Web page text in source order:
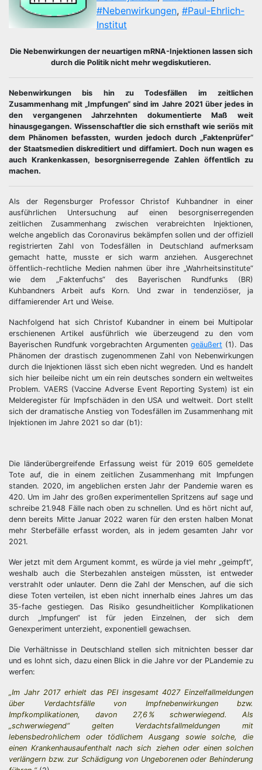
#Nebenwirkungen, #Paul-Ehrlich-
Institut
Die Nebenwirkungen der neuartigen mRNA-Injektionen lassen sich
durch die Politik nicht mehr wegdiskutieren.
Nebenwirkungen bis hin zu Todesfällen im zeitlichen
Zusammenhang mit „Impfungen“ sind im Jahre 2021 über jedes in
den vergangenen Jahrzehnten dokumentierte Maß weit
hinausgegangen. Wissenschaftler die sich ernsthaft wie seriös mit
dem Phänomen befassten, wurden jedoch durch „Faktenprüfer“
der Staatsmedien diskreditiert und diffamiert. Doch nun wagen es
auch Krankenkassen, besorgniserregende Zahlen öffentlich zu
machen.
Als der Regensburger Professor Christof Kuhbandner in einer
ausführlichen Untersuchung auf einen besorgniserregenden
zeitlichen Zusammenhang zwischen verabreichten Injektionen,
welche angeblich das Coronavirus bekämpfen sollen und der offiziell
registrierten Zahl von Todesfällen in Deutschland aufmerksam
gemacht hatte, musste er sich warm anziehen. Ausgerechnet
öffentlich-rechtliche Medien nahmen über ihre „Wahrheitsinstitute“
wie dem „Faktenfuchs“ des Bayerischen Rundfunks (BR)
Kuhbandners Arbeit aufs Korn. Und zwar in tendenziöser, ja
diffamierender Art und Weise.
Nachfolgend hat sich Christof Kubandner in einem bei Multipolar
erschienenen Artikel ausführlich wie überzeugend zu den vom
Bayerischen Rundfunk vorgebrachten Argumenten geäußert (1). Das
Phänomen der drastisch zugenommenen Zahl von Nebenwirkungen
durch die Injektionen lässt sich eben nicht wegreden. Und es handelt
sich hier beileibe nicht um ein rein deutsches sondern ein weltweites
Problem. VAERS (Vaccine Adverse Event Reporting System) ist ein
Melderegister für Impfschäden in den USA und weltweit. Dort stellt
sich der dramatische Anstieg von Todesfällen im Zusammenhang mit
Injektionen im Jahre 2021 so dar (b1):
Die länderübergreifende Erfassung weist für 2019 605 gemeldete
Tote auf, die in einem zeitlichen Zusammenhang mit Impfungen
standen. 2020, im angeblichen ersten Jahr der Pandemie waren es
420. Um im Jahr des großen experimentellen Spritzens auf sage und
schreibe 21.948 Fälle nach oben zu schnellen. Und es hört nicht auf,
denn bereits Mitte Januar 2022 waren für den ersten halben Monat
mehr Sterbefälle erfasst worden, als in jedem gesamten Jahr vor
2021.
Wer jetzt mit dem Argument kommt, es würde ja viel mehr „geimpft“,
weshalb auch die Sterbezahlen ansteigen müssten, ist entweder
verstrahlt oder unlauter. Denn die Zahl der Menschen, auf die sich
diese Toten verteilen, ist eben nicht innerhalb eines Jahres um das
35-fache gestiegen. Das Risiko gesundheitlicher Komplikationen
durch „Impfungen“ ist für jeden Einzelnen, der sich dem
Genexperiment unterzieht, exponentiell gewachsen.
Die Verhältnisse in Deutschland stellen sich mitnichten besser dar
und es lohnt sich, dazu einen Blick in die Jahre vor der PLandemie zu
werfen:
„Im Jahr 2017 erhielt das PEI insgesamt 4027 Einzelfallmeldungen
über Verdachtsfälle von Impfnebenwirkungen bzw.
Impfkomplikationen, davon 27,6 % schwerwiegend. Als
„schwerwiegend“ gelten Verdachtsfallmeldungen mit
lebensbedrohlichem oder tödlichem Ausgang sowie solche, die
einen Krankenhausaufenthalt nach sich ziehen oder einen solchen
verlängern bzw. zur Schädigung von Ungeborenen oder Behinderung